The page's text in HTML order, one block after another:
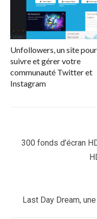
Unfollowers, un site pour
suivre et gérer votre
communauté Twitter et
Instagram
dePrevious
300 fonds d’écran
Next
Last Day Dream,